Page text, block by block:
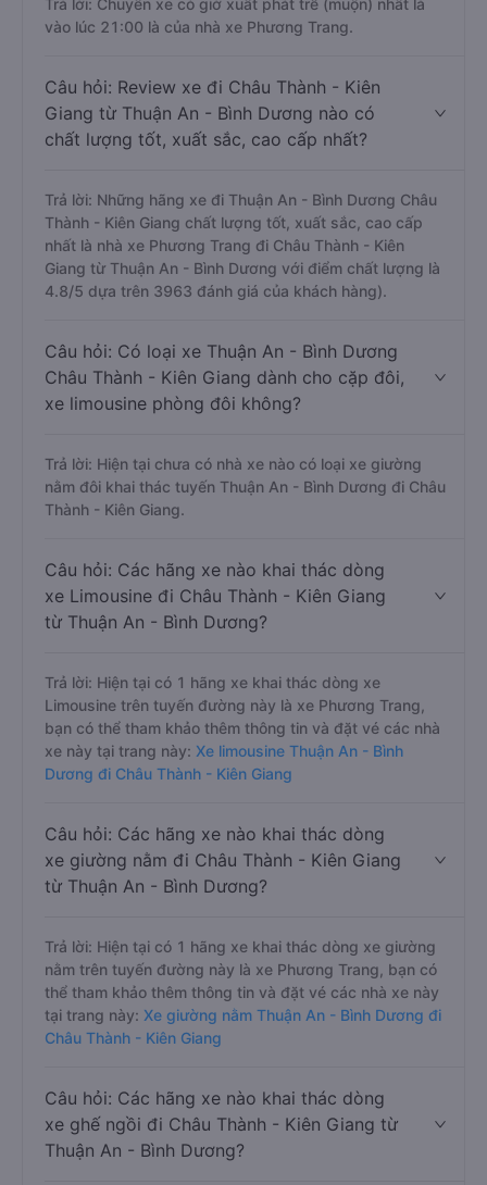
Trả lời: Chuyến xe có giờ xuất phát trễ (muộn) nhất là
vào lúc 21:00 là của nhà xe Phương Trang.
Câu hỏi: Review xe đi Châu Thành - Kiên
Giang từ Thuận An - Bình Dương nào có
chất lượng tốt, xuất sắc, cao cấp nhất?
Trả lời: Những hãng xe đi Thuận An - Bình Dương Châu
Thành - Kiên Giang chất lượng tốt, xuất sắc, cao cấp
nhất là nhà xe Phương Trang đi Châu Thành - Kiên
Giang từ Thuận An - Bình Dương với điểm chất lượng là
4.8/5 dựa trên 3963 đánh giá của khách hàng).
Câu hỏi: Có loại xe Thuận An - Bình Dương
Châu Thành - Kiên Giang dành cho cặp đôi,
xe limousine phòng đôi không?
Trả lời: Hiện tại chưa có nhà xe nào có loại xe giường
nằm đôi khai thác tuyến Thuận An - Bình Dương đi Châu
Thành - Kiên Giang.
Câu hỏi: Các hãng xe nào khai thác dòng
xe Limousine đi Châu Thành - Kiên Giang
từ Thuận An - Bình Dương?
Trả lời: Hiện tại có 1 hãng xe khai thác dòng xe
Limousine trên tuyến đường này là xe Phương Trang,
bạn có thể tham khảo thêm thông tin và đặt vé các nhà
xe này tại trang này: Xe limousine Thuận An - Bình
Dương đi Châu Thành - Kiên Giang
Câu hỏi: Các hãng xe nào khai thác dòng
xe giường nằm đi Châu Thành - Kiên Giang
từ Thuận An - Bình Dương?
Trả lời: Hiện tại có 1 hãng xe khai thác dòng xe giường
nằm trên tuyến đường này là xe Phương Trang, bạn có
thể tham khảo thêm thông tin và đặt vé các nhà xe này
tại trang này: Xe giường nằm Thuận An - Bình Dương đi
Châu Thành - Kiên Giang
Câu hỏi: Các hãng xe nào khai thác dòng
xe ghế ngồi đi Châu Thành - Kiên Giang từ
Thuận An - Bình Dương?